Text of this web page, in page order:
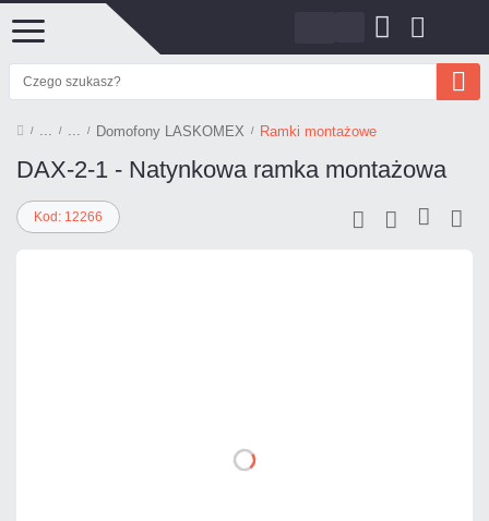
Domofony LASKOMEX Ramki montażowe
DAX-2-1 - Natynkowa ramka montażowa
Kod: 12266